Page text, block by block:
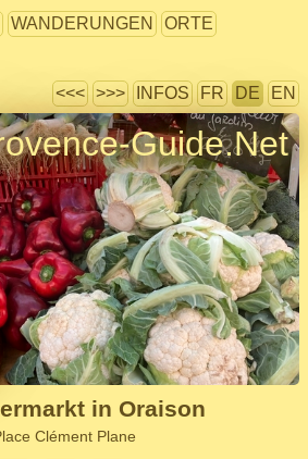
WANDERUNGEN
ORTE
<<< >>> INFOS FR DE EN
Guide.Net
in Oraison
Clément Plane